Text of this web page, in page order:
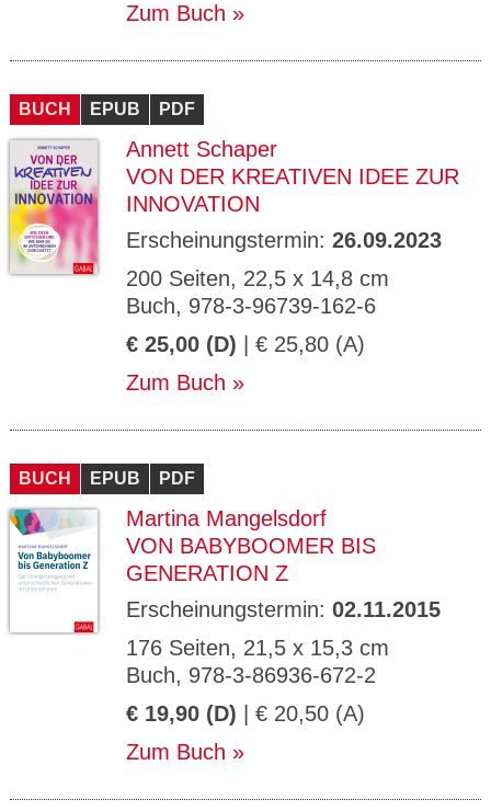
Zum Buch
BUCH EPUB PDF
Annett Schaper
VON DER KREATIVEN IDEE ZUR
INNOVATION
Erscheinungstermin: 26.09.2023
200 Seiten, 22,5 x 14,8 cm
Buch, 978-3-96739-162-6
€ 25,00 (D) | € 25,80 (A)
Zum Buch
BUCH EPUB PDF
Martina Mangelsdorf
VON BABYBOOMER BIS
GENERATION Z
Erscheinungstermin: 02.11.2015
176 Seiten, 21,5 x 15,3 cm
Buch, 978-3-86936-672-2
€ 19,90 (D) | € 20,50 (A)
Zum Buch